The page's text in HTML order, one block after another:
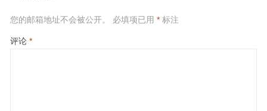
您的邮箱地址不会被公开。 必填项已用 *标注
评论 *